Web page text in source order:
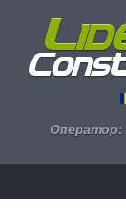
Оператор: